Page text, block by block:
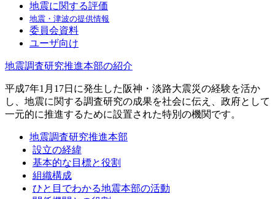
地震に関する評価
地震・津波の提供情報
委員会資料
ユーザ向け
地震調査研究推進本部の紹介
平成7年1月17日に発生した阪神・淡路大震災の経験を活か
し、地震に関する調査研究の成果を社会に伝え、政府として
一元的に推進するために設置された特別の機関です。
地震調査研究推進本部
設立の経緯
基本的な目標と役割
組織構成
ひと目でわかる地震本部の活動